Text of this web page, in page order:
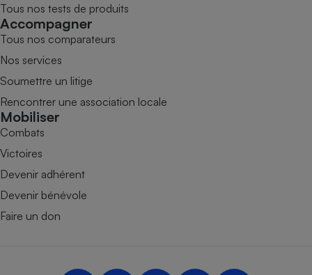
Tous nos tests de produits
Accompagner
Tous nos comparateurs
Nos services
Soumettre un litige
Rencontrer une association locale
Mobiliser
Combats
Victoires
Devenir adhérent
Devenir bénévole
Faire un don